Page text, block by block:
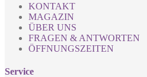
KONTAKT
MAGAZIN
ÜBER UNS
FRAGEN & ANTWORTEN
ÖFFNUNGSZEITEN
Service